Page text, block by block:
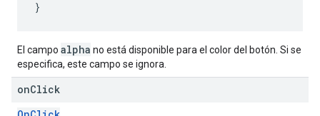
El campo alpha no está disponible para el color del botón. Si se
especifica, este campo se ignora.
onClick